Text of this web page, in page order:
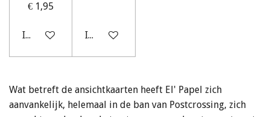
€ 1,95
In winkelwagenIn winkelwagen
Wat betreft de ansichtkaarten heeft El' Papel zich
aanvankelijk, helemaal in de ban van Postcrossing, zich